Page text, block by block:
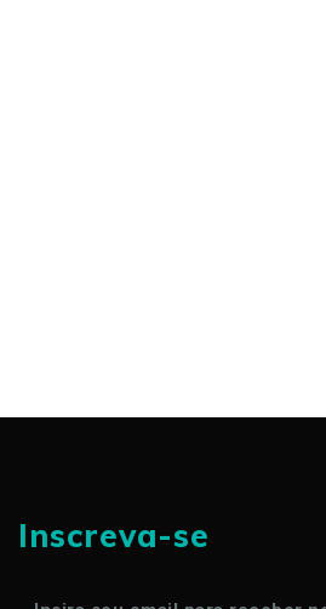
Inscreva-se